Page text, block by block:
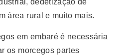
dedetização de
área rural e muito mais.
em embaré é necessária
os morcegos partes